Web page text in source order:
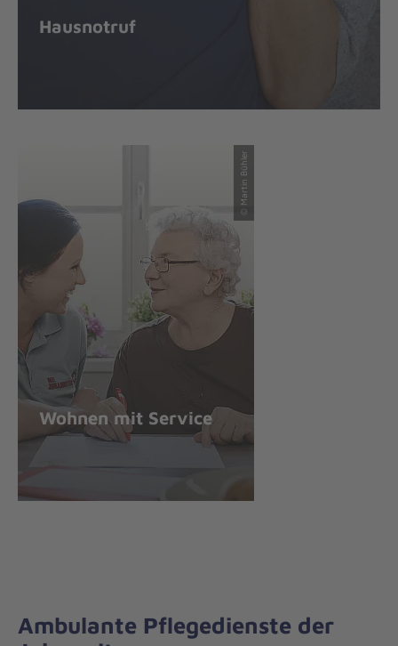
Hausnotruf
© Martin Bühler
Wohnen mit Service
Ambulante Pflegedienste der